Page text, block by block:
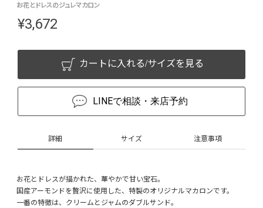
お花とドレスのジュレマカロン
¥3,672
カートに入れる/サイズを見る
LINEで相談・来店予約
詳細 サイズ 注意事項
お花とドレスが描かれた、華やかで甘い宝石。
国産アーモンドを贅沢に使用した、特製のオリジナルマカロンです。
一番の特徴は、クリームとジャムのダブルサンド。